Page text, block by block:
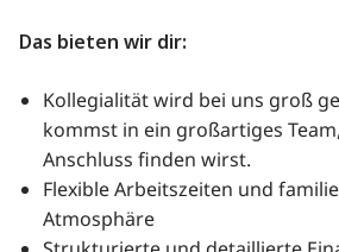
Das bieten wir dir:
Kollegialität wird bei uns groß
kommst in ein großartiges
Anschluss finden wirst.
Flexible Arbeitszeiten und
Atmosphäre